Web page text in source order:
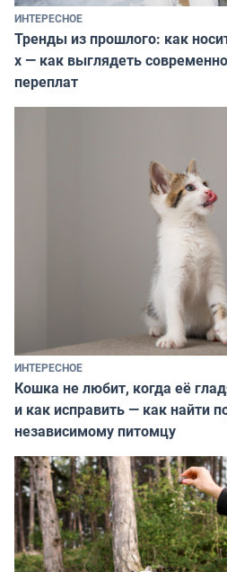
ИНТЕРЕСНОЕ
Тренды из прошлого: как
х — как выглядеть
переплат
ИНТЕРЕСНОЕ
Кошка не любит, когда её
и как исправить — как найти
независимому питомцу